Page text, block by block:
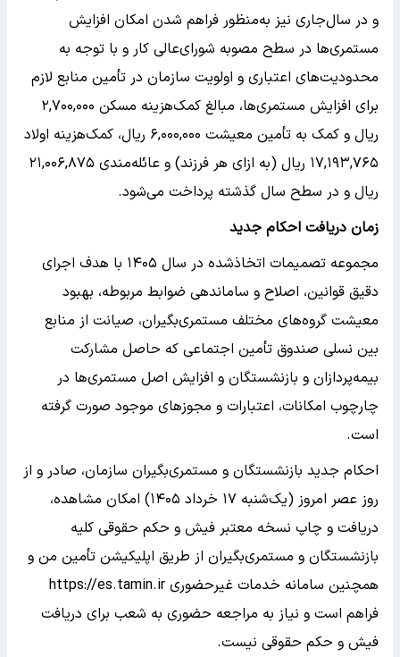
و در سال‌جاری نیز به‌منظور فراهم شدن امکان افزایش
مستمری‌ها در سطح مصوبه شورای‌عالی کار و با توجه به
محدودیت‌های اعتباری و اولویت سازمان در تأمین منابع لازم
برای افزایش مستمری‌ها، مبالغ کمک‌هزینه مسکن ۲,۷۰۰,۰۰۰
ریال و کمک به تأمین معیشت ۶,۰۰۰,۰۰۰ ریال، کمک‌هزینه اولاد
۱۷,۱۹۳,۷۶۵ ریال (به ازای هر فرزند) و عائله‌مندی ۲۱,۰۰۶,۸۷۵
ریال و در سطح سال گذشته پرداخت می‌شود.
زمان دریافت احکام جدید
مجموعه تصمیمات اتخاذشده در سال ۱۴۰۵ با هدف اجرای
دقیق قوانین، اصلاح و ساماندهی ضوابط مربوطه، بهبود
معیشت گروه‌های مختلف مستمری‌بگیران، صیانت از منابع
بین نسلی صندوق تأمین اجتماعی که حاصل مشارکت
بیمه‌پردازان و بازنشستگان و افزایش اصل مستمری‌ها در
چارچوب امکانات، اعتبارات و مجوزهای موجود صورت گرفته
است.
احکام جدید بازنشستگان و مستمری‌بگیران سازمان، صادر و از
روز عصر امروز (یک‌شنبه ۱۷ خرداد ۱۴۰۵) امکان مشاهده،
دریافت و چاپ نسخه معتبر فیش و حکم حقوقی کلیه
بازنشستگان و مستمری‌بگیران از طریق اپلیکیشن تأمین من و
همچنین سامانه خدمات غیرحضوری https://es.tamin.ir
فراهم است و نیاز به مراجعه حضوری به شعب برای دریافت
فیش و حکم حقوقی نیست.